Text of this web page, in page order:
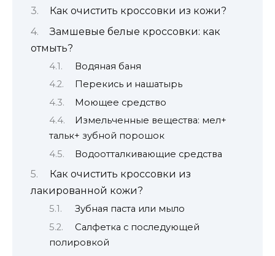
Как очистить кроссовки из кожи?
Замшевые белые кроссовки: как
отмыть?
Водяная баня
Перекись и нашатырь
Моющее средство
Измельченные вещества: мел+
тальк+ зубной порошок
Водоотталкивающие средства
Как очистить кроссовки из
лакированной кожи?
Зубная паста или мыло
Салфетка с последующей
полировкой